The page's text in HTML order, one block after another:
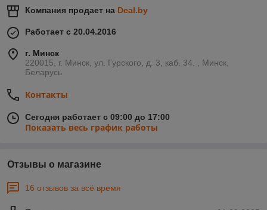
Компания продает на Deal.by
Работает с 20.04.2016
г. Минск
220015, г. Минск, ул. Гурского, д. 3, каб. 34. , Минск,
Беларусь
Контакты
Сегодня работает с 09:00 до 17:00
Показать весь график работы
Отзывы о магазине
16 отзывов за всё время